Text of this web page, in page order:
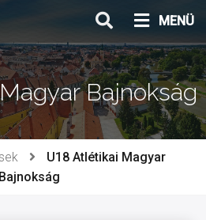
MENÜ
Bajnokság
U18 Atlétikai Magyar
Bajnokság